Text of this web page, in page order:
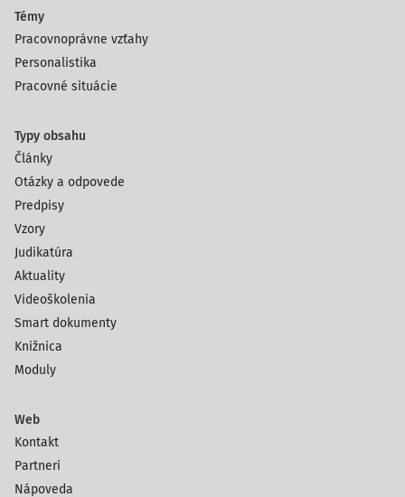
Témy
Pracovnoprávne vzťahy
Personalistika
Pracovné situácie
Typy obsahu
Články
Otázky a odpovede
Predpisy
Vzory
Judikatúra
Aktuality
Videoškolenia
Smart dokumenty
Knižnica
Moduly
Web
Kontakt
Partneri
Nápoveda